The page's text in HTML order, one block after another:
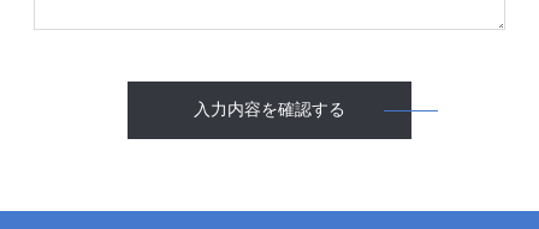
入力内容を確認する